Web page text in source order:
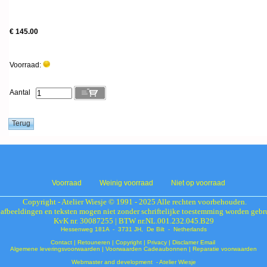
€ 145.00
Voorraad:
Aantal
Voorraad Weinig voorraad Niet op voorraad
Copyright - Atelier Wiesje © 1991 - 2025 Alle rechten voorbehouden.
en teksten mogen niet zonder schriftelijke toestemming worden
KvK nr. 30087255 | BTW nr.NL.001.232.045.B29
Hessenweg 181A - 3731 JH, De Bilt - Netherlands
Contact| Retouneren | Copyright| Privacy | Disclamer Email
Algemene leveringsvoorwaarden | Voorwaarden Cadeaubonnen | Reparatie voorwaarden
Webmaster and development - Atelier Wiesje